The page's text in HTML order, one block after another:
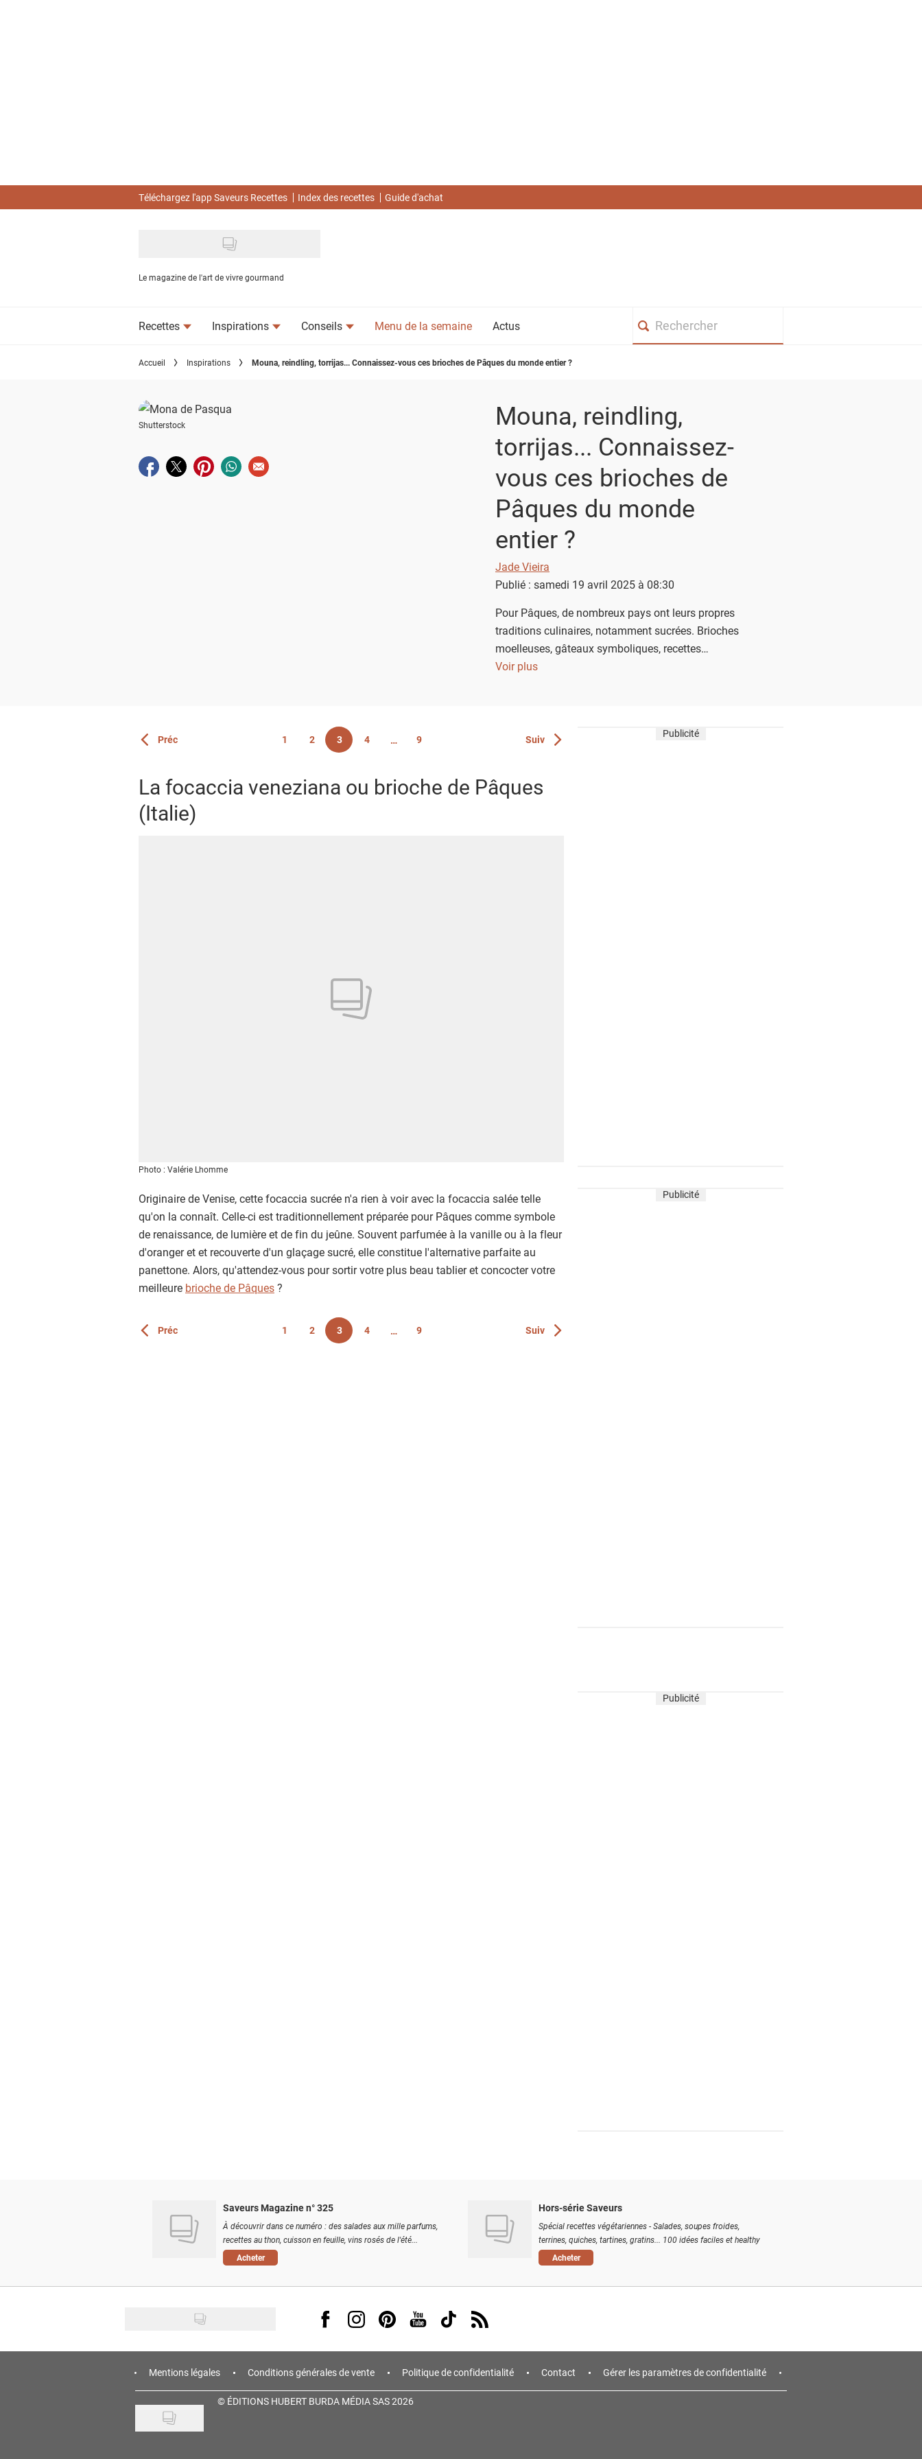
Téléchargez l'app Saveurs Recettes Index des recettes Guide d'achat
Le magazine de l'art de vivre gourmand
Recettes Inspirations Conseils Menu de la semaine Actus
Accueil Inspirations Mouna, reindling, torrijas... Connaissez-vous ces brioches de Pâques du monde entier ?
Shutterstock
Partager sur facebook
Partager sur twitter
Partager sur pinterest
Partager sur whatsapp
Envoyer à un ami
Mouna, reindling,
torrijas... Connaissez-
vous ces brioches de
Pâques du monde
entier ?
Jade Vieira
Publié : samedi 19 avril 2025 à 08:30
Pour Pâques, de nombreux pays ont leurs propres
traditions culinaires, notamment sucrées. Brioches
moelleuses, gâteaux symboliques, recettes
transmises depuis des générations… Voici un petit
Voir plus
Vous êtes actuellement sur la page 3
PrécPage
Page
1 Page
2 Page
3 Page
4 Page
9 SuivPage
La focaccia veneziana ou brioche de Pâques
(Italie)
Photo : Valérie Lhomme
Originaire de Venise, cette focaccia sucrée n'a rien à voir avec la focaccia salée telle
qu'on la connaît. Celle-ci est traditionnellement préparée pour Pâques comme symbole
de renaissance, de lumière et de fin du jeûne. Souvent parfumée à la vanille ou à la fleur
d'oranger et et recouverte d'un glaçage sucré, elle constitue l'alternative parfaite au
panettone. Alors, qu'attendez-vous pour sortir votre plus beau tablier et concocter votre
meilleure brioche de Pâques?
Vous êtes actuellement sur la page 3
PrécPage
Page
1 Page
2 Page
3 Page
4 Page
9 SuivPage
Publicité
Publicité
Publicité
Saveurs Magazine n° 325
À découvrir dans ce numéro : des salades aux mille parfums,
recettes au thon, cuisson en feuille, vins rosés de l'été...
Acheter
Hors-série Saveurs
Spécial recettes végétariennes - Salades, soupes froides,
terrines, quiches, tartines, gratins... 100 idées faciles et healthy
Acheter
Visit us on Facebook
Visit us on Instagram
Visit us on Pinterest
Visit us on Youtube
Visit us on Tiktok
Visit us on Rss
Mentions légales Conditions générales de vente Politique de confidentialité Contact Gérer les paramètres de confidentialité
© ÉDITIONS HUBERT BURDA MÉDIA SAS 2026